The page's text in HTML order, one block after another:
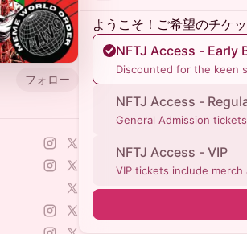
フォロー
ようこそ！ご希望のチケ
NFTJ Access - Early
Discounted for the keen
NFTJ Access -
General Admission
NFTJ Access - VIP
VIP tickets include